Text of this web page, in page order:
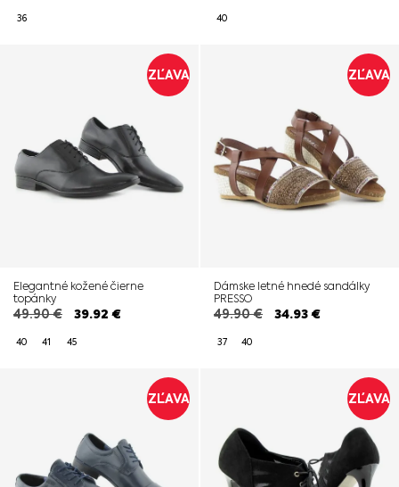
36 40
ZĽAVA
Elegantné kožené čierne
topánky
49.90€ 39.92 €
40 41 45
ZĽAVA
Dámske letné hnedé sandálky
PRESSO
49.90€ 34.93€
37 40
ZĽAVA ZĽAVA